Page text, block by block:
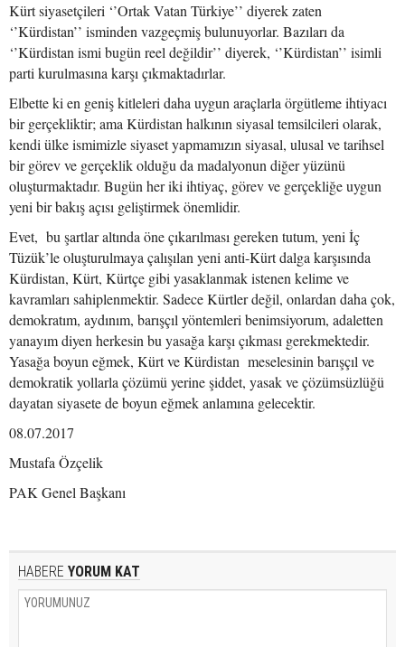
Kürt siyasetçileri ‘’Ortak Vatan Türkiye’’ diyerek zaten
‘’Kürdistan’’ isminden vazgeçmiş bulunuyorlar. Bazıları da
‘’Kürdistan ismi bugün reel değildir’’ diyerek, ‘’Kürdistan’’ isimli
parti kurulmasına karşı çıkmaktadırlar.
Elbette ki en geniş kitleleri daha uygun araçlarla örgütleme ihtiyacı
bir gerçekliktir; ama Kürdistan halkının siyasal temsilcileri olarak,
kendi ülke ismimizle siyaset yapmamızın siyasal, ulusal ve tarihsel
bir görev ve gerçeklik olduğu da madalyonun diğer yüzünü
oluşturmaktadır. Bugün her iki ihtiyaç, görev ve gerçekliğe uygun
yeni bir bakış açısı geliştirmek önemlidir.
Evet, bu şartlar altında öne çıkarılması gereken tutum, yeni İç
Tüzük’le oluşturulmaya çalışılan yeni anti-Kürt dalga karşısında
Kürdistan, Kürt, Kürtçe gibi yasaklanmak istenen kelime ve
kavramları sahiplenmektir. Sadece Kürtler değil, onlardan daha çok,
demokratım, aydınım, barışçıl yöntemleri benimsiyorum, adaletten
yanayım diyen herkesin bu yasağa karşı çıkması gerekmektedir.
Yasağa boyun eğmek, Kürt ve Kürdistan meselesinin barışçıl ve
demokratik yollarla çözümü yerine şiddet, yasak ve çözümsüzlüğü
dayatan siyasete de boyun eğmek anlamına gelecektir.
08.07.2017
Mustafa Özçelik
PAK Genel Başkanı
HABERE YORUM KAT